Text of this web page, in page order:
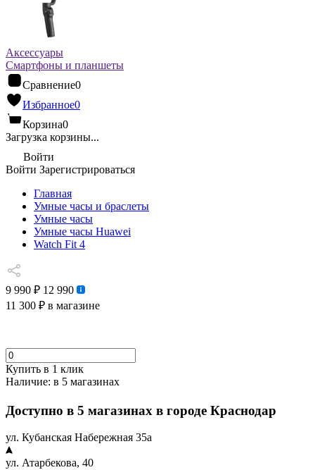
Аксессуары
Смартфоны и планшеты
Сравнение0
Избранное0
Корзина0
Загрузка корзины...
Войти
Войти Зарегистрироваться
Главная
Умные часы и браслеты
Умные часы
Умные часы Huawei
Watch Fit 4
9 990 ₽ 12 990
11 300 ₽ в магазине
Купить в 1 клик
Наличие: в 5 магазинах
Доступно в 5 магазинах в городе Краснодар
ул. Кубанская Набережная 35а
ул. Атарбекова, 40